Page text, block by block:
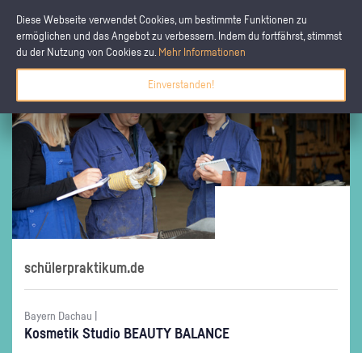
Diese Webseite verwendet Cookies, um bestimmte Funktionen zu
ermöglichen und das Angebot zu verbessern. Indem du fortfährst, stimmst
du der Nutzung von Cookies zu. Mehr Informationen
Einverstanden!
schülerpraktikum.de
Bayern Dachau |
Kos­me­tik Stu­dio BE­AU­TY BA­LAN­CE